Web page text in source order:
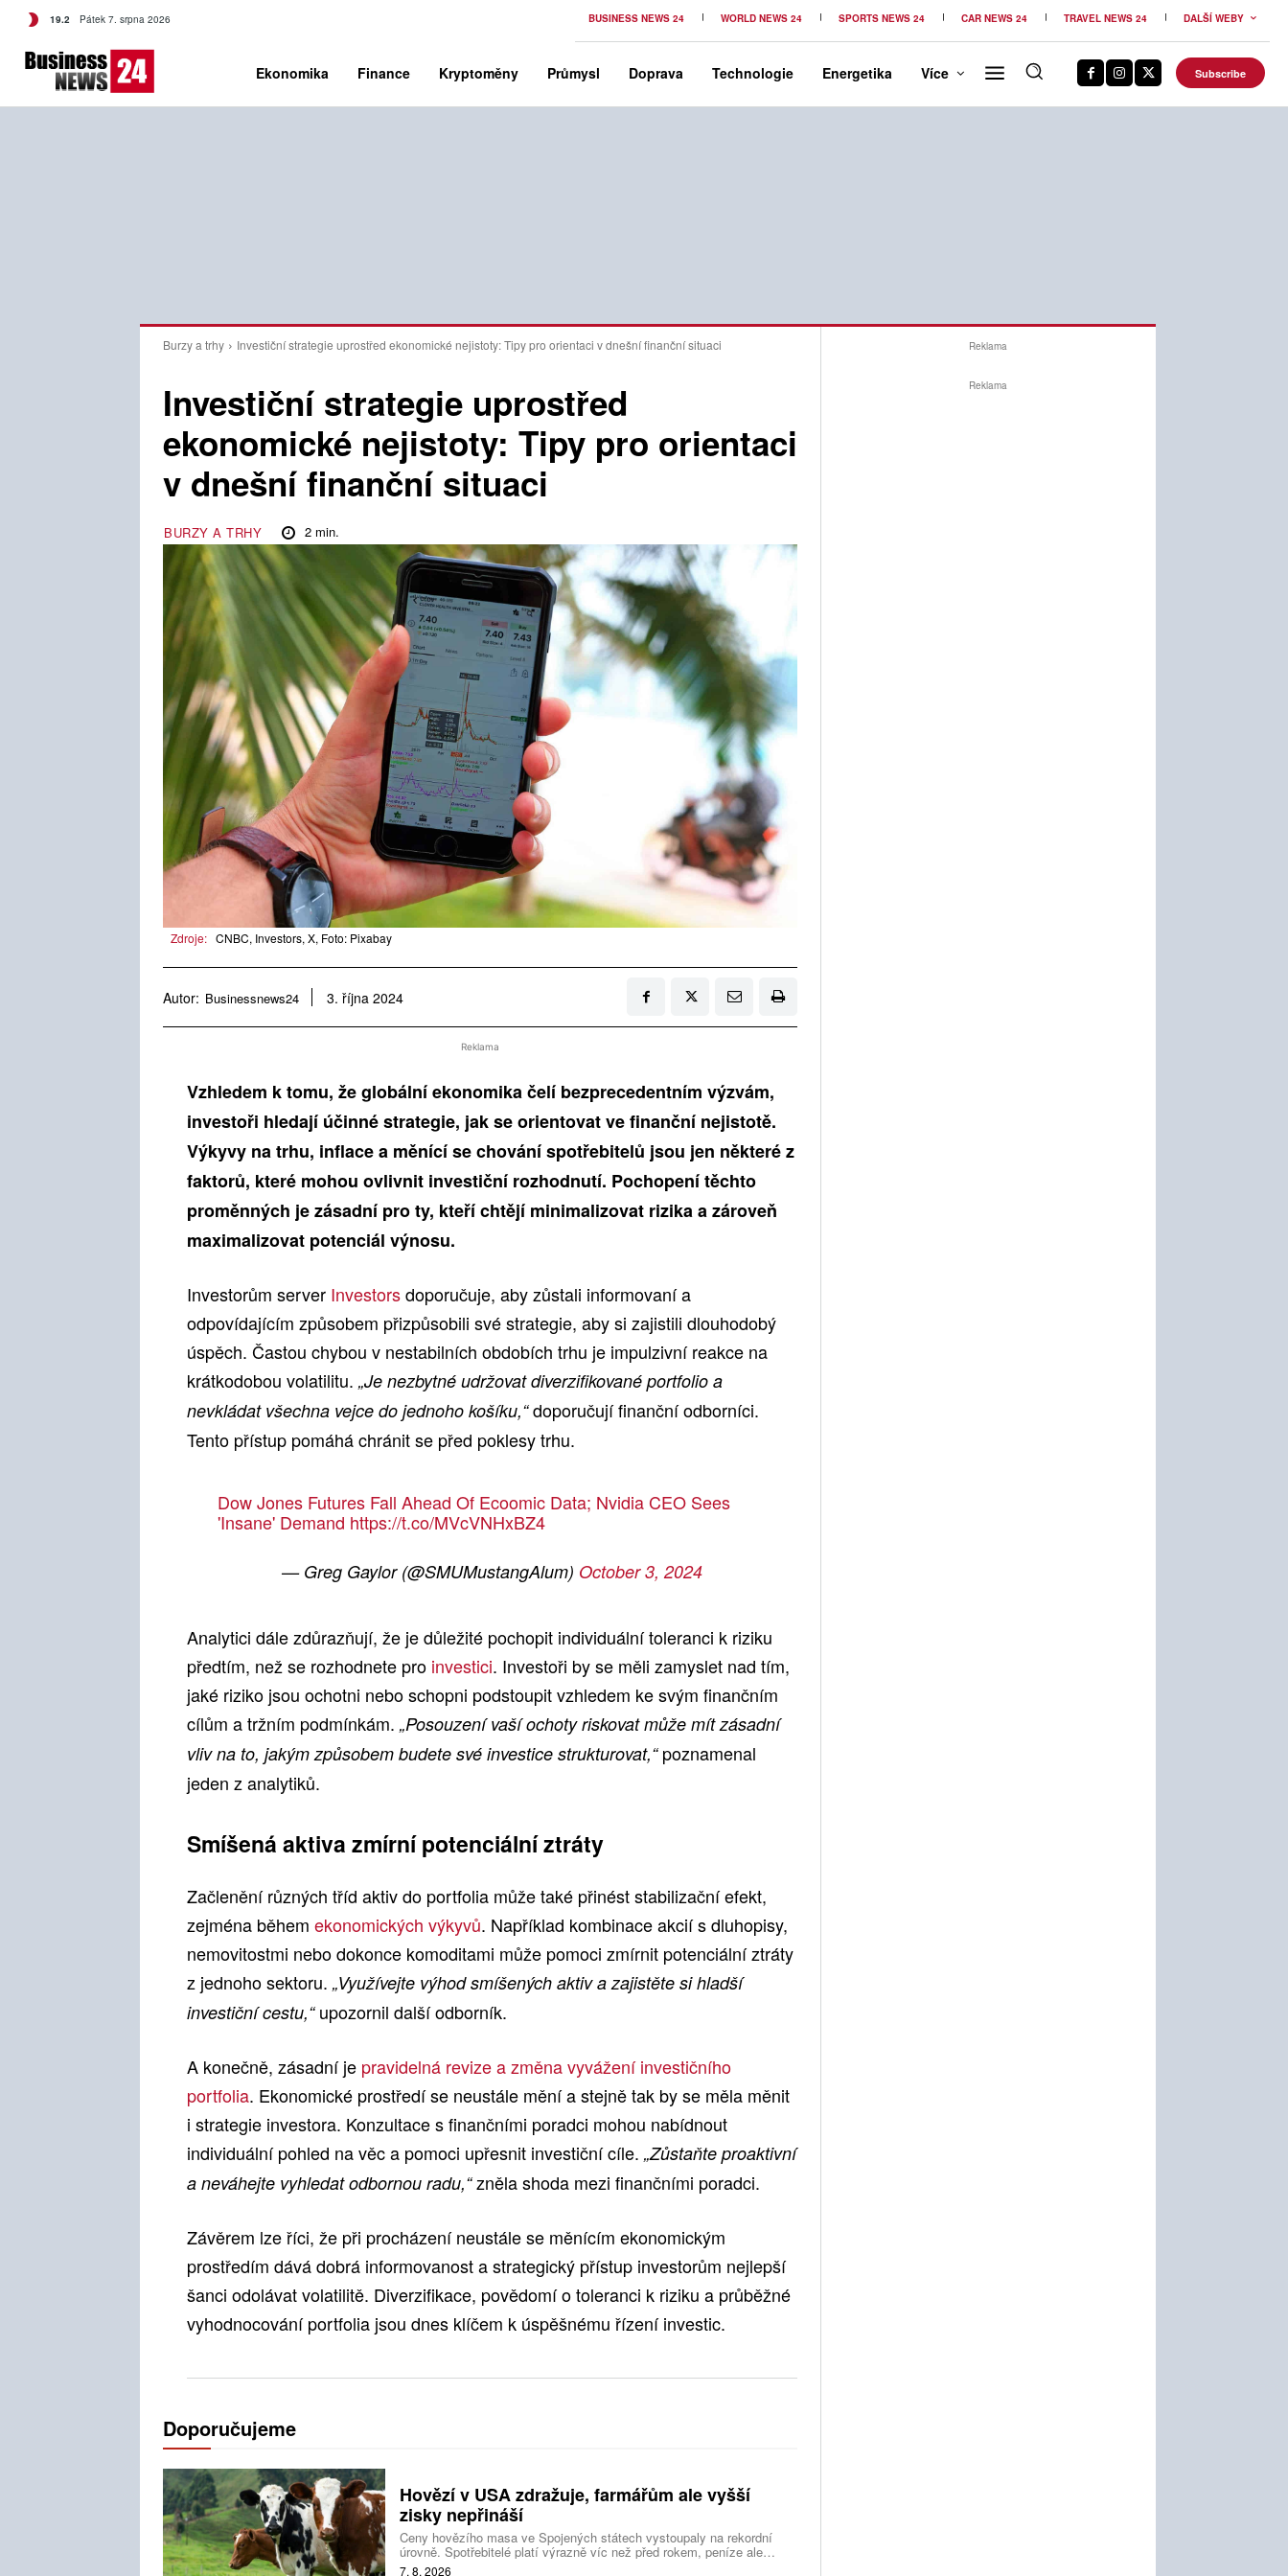
19.2 C Czech
Pátek 7. srpna 2026 BUSINESS NEWS 24 WORLD NEWS 24 SPORTS NEWS 24 CAR NEWS 24 TRAVEL NEWS 24 DALŠÍ WEBY
Ekonomika Finance Kryptoměny Průmysl Doprava Technologie Energetika Více Subscribe
Burzy a trhy Investiční strategie uprostřed ekonomické nejistoty: Tipy pro orientaci v dnešní finanční situaci
Investiční strategie uprostřed
ekonomické nejistoty: Tipy pro orientaci
v dnešní finanční situaci
BURZY A TRHY 2 min.
Zdroje: CNBC, Investors, X, Foto: Pixabay
Autor: Businessnews24 3. října 2024
Reklama
Vzhledem k tomu, že globální ekonomika čelí bezprecedentním výzvám,
investoři hledají účinné strategie, jak se orientovat ve finanční nejistotě.
Výkyvy na trhu, inflace a měnící se chování spotřebitelů jsou jen některé z
faktorů, které mohou ovlivnit investiční rozhodnutí. Pochopení těchto
proměnných je zásadní pro ty, kteří chtějí minimalizovat rizika a zároveň
maximalizovat potenciál výnosu.
Investorům server Investorsdoporučuje, aby zůstali informovaní a
odpovídajícím způsobem přizpůsobili své strategie, aby si zajistili dlouhodobý
úspěch. Častou chybou v nestabilních obdobích trhu je impulzivní reakce na
krátkodobou volatilitu. „Je nezbytné udržovat diverzifikované portfolio a
nevkládat všechna vejce do jednoho košíku,“doporučují finanční odborníci.
Tento přístup pomáhá chránit se před poklesy trhu.
Dow Jones Futures Fall Ahead Of Ecoomic Data; Nvidia CEO Sees
'Insane' Demand https://t.co/MVcVNHxBZ4
— Greg Gaylor (@SMUMustangAlum) October 3, 2024
Analytici dále zdůrazňují, že je důležité pochopit individuální toleranci k riziku
předtím, než se rozhodnete pro investici. Investoři by se měli zamyslet nad tím,
jaké riziko jsou ochotni nebo schopni podstoupit vzhledem ke svým finančním
cílům a tržním podmínkám. „Posouzení vaší ochoty riskovat může mít zásadní
vliv na to, jakým způsobem budete své investice strukturovat,“poznamenal
jeden z analytiků.
Smíšená aktiva zmírní potenciální ztráty
Začlenění různých tříd aktiv do portfolia může také přinést stabilizační efekt,
zejména během ekonomických výkyvů. Například kombinace akcií s dluhopisy,
nemovitostmi nebo dokonce komoditami může pomoci zmírnit potenciální ztráty
z jednoho sektoru. „Využívejte výhod smíšených aktiv a zajistěte si hladší
investiční cestu,“upozornil další odborník.
A konečně, zásadní je pravidelná revize a změna vyvážení investičního
portfolia. Ekonomické prostředí se neustále mění a stejně tak by se měla měnit
i strategie investora. Konzultace s finančními poradci mohou nabídnout
individuální pohled na věc a pomoci upřesnit investiční cíle. „Zůstaňte proaktivní
a neváhejte vyhledat odbornou radu,“zněla shoda mezi finančními poradci.
Závěrem lze říci, že při procházení neustále se měnícím ekonomickým
prostředím dává dobrá informovanost a strategický přístup investorům nejlepší
šanci odolávat volatilitě. Diverzifikace, povědomí o toleranci k riziku a průběžné
vyhodnocování portfolia jsou dnes klíčem k úspěšnému řízení investic.
Doporučujeme
Hovězí v USA zdražuje, farmářům ale vyšší
zisky nepřináší
Ceny hovězího masa ve Spojených státech vystoupaly na rekordní
úrovně. Spotřebitelé platí výrazně víc než před rokem, peníze ale
nezůstávají farmářům, zpracovatelům ani restauracím. Celý řetězec
7. 8. 2026
Reklama
Reklama